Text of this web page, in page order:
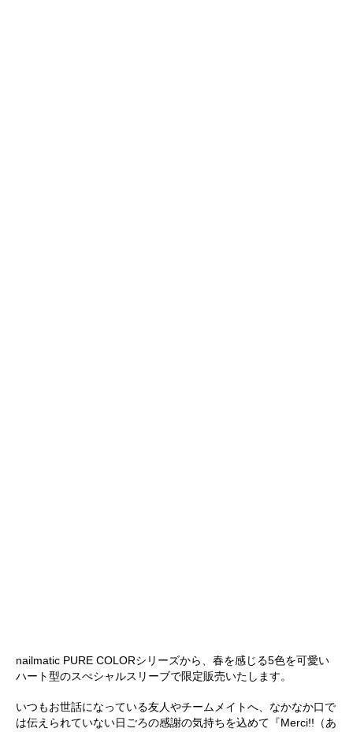
nailmatic PURE COLORシリーズから、春を感じる5色を可愛い
ハート型のスぺシャルスリーブで限定販売いたします。
いつもお世話になっている友人やチームメイトへ、なかなか口で
は伝えられていない日ごろの感謝の気持ちを込めて『Merci!!（あ